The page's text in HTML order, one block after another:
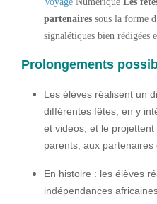
partenaires sous la forme
signalétiques bien rédigées
Prolongements
Les élèves réalisent un
différentes fêtes, en y
et videos, et le
parents, aux partenaires
En histoire : les élèves
indépendances